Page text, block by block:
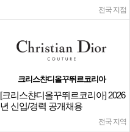
전국 지점
크리스챤디올꾸뛰르코리아
[크리스챤디올꾸뛰르코리아] 2026
년 신입/경력 공개채용
전국 지역